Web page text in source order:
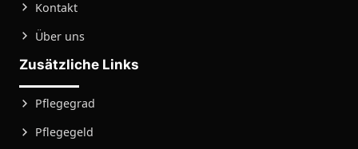
Kontakt
Über uns
Zusätzliche Links
Pflegegrad
Pflegegeld